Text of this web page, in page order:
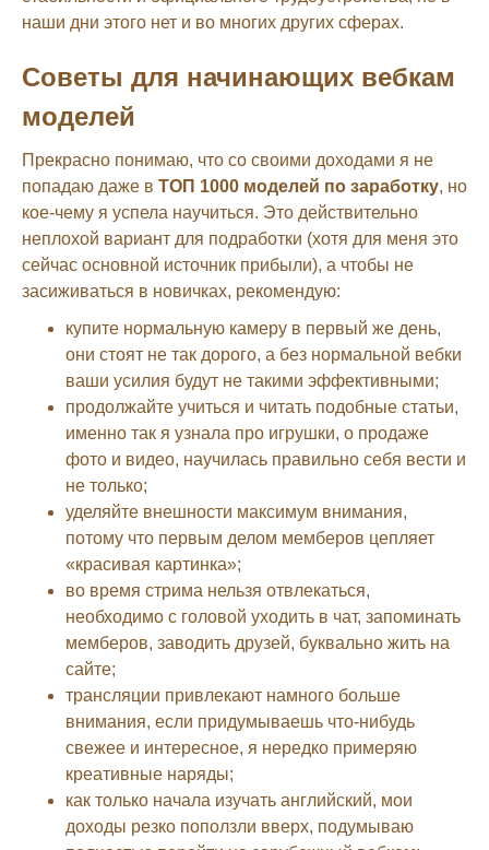
наши дни этого нет и во многих других сферах.
Советы для начинающих вебкам
моделей
Прекрасно понимаю, что со своими доходами я не
попадаю даже в ТОП 1000 моделей по заработку, но
кое-чему я успела научиться. Это действительно
неплохой вариант для подработки (хотя для меня это
сейчас основной источник прибыли), а чтобы не
засиживаться в новичках, рекомендую:
купите нормальную камеру в первый же день,
они стоят не так дорого, а без нормальной вебки
ваши усилия будут не такими эффективными;
продолжайте учиться и читать подобные статьи,
именно так я узнала про игрушки, о продаже
фото и видео, научилась правильно себя вести и
не только;
уделяйте внешности максимум внимания,
потому что первым делом мемберов цепляет
«красивая картинка»;
во время стрима нельзя отвлекаться,
необходимо с головой уходить в чат, запоминать
мемберов, заводить друзей, буквально жить на
сайте;
трансляции привлекают намного больше
внимания, если придумываешь что-нибудь
свежее и интересное, я нередко примеряю
креативные наряды;
как только начала изучать английский, мои
доходы резко поползли вверх, подумываю